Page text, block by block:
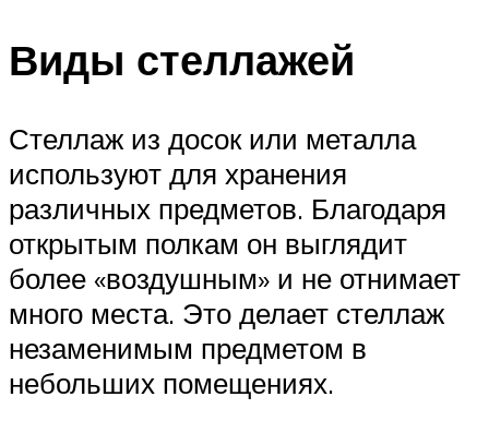
Виды стеллажей
Стеллаж из досок или металла
используют для хранения
различных предметов. Благодаря
открытым полкам он выглядит
более «воздушным» и не отнимает
много места. Это делает стеллаж
незаменимым предметом в
небольших помещениях.